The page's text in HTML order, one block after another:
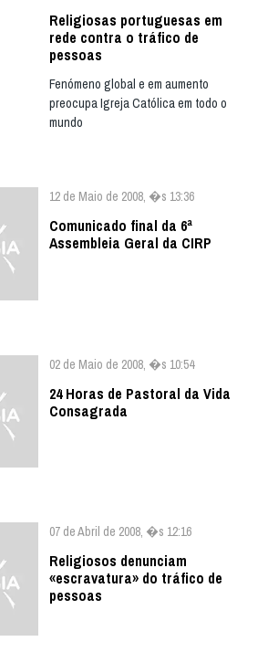
Religiosas portuguesas em
rede contra o tráfico de
pessoas
Fenómeno global e em aumento
preocupa Igreja Católica em todo o
mundo
12 de Maio de 2008, �s 13:36
Comunicado final da 6ª
Assembleia Geral da CIRP
02 de Maio de 2008, �s 10:54
24 Horas de Pastoral da Vida
Consagrada
07 de Abril de 2008, �s 12:16
Religiosos denunciam
«escravatura» do tráfico de
pessoas